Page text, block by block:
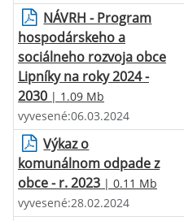
NÁVRH - Program
hospodárskeho a
sociálneho rozvoja obce
Lipníky na roky 2024 -
2030 | 1.09 Mb
vyvesené:06.03.2024
Výkaz o
komunálnom odpade z
obce - r. 2023 | 0.11 Mb
vyvesené:28.02.2024